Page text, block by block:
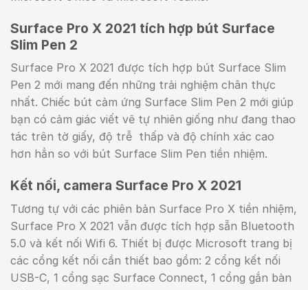
Surface Pro X 2021 tích hợp bút Surface
Slim Pen 2
Surface Pro X 2021 được tích hợp bút Surface Slim
Pen 2 mới mang đến những trải nghiệm chân thực
nhất. Chiếc bút cảm ứng Surface Slim Pen 2 mới giúp
bạn có cảm giác viết vẽ tự nhiên giống như đang thao
tác trên tờ giấy, độ trễ thấp và độ chính xác cao
hơn hẳn so với bút Surface Slim Pen tiền nhiệm.
Kết nối, camera Surface Pro X 2021
Tương tự với các phiên bản Surface Pro X tiền nhiệm,
Surface Pro X 2021 vẫn được tích hợp sẵn Bluetooth
5.0 và kết nối Wifi 6. Thiết bị được Microsoft trang bị
các cổng kết nối cần thiết bao gồm: 2 cổng kết nối
USB-C, 1 cổng sạc Surface Connect, 1 cổng gắn bàn